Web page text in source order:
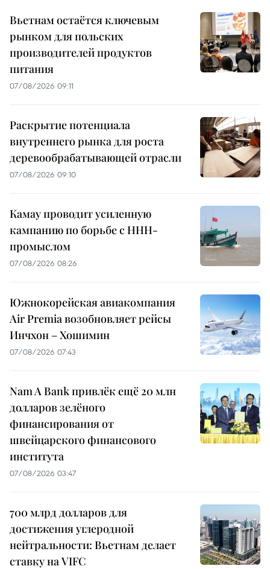
Вьетнам остаётся ключевым
рынком для польских
производителей продуктов
питания
07/08/2026 09:11
Раскрытие потенциала
внутреннего рынка для роста
деревообрабатывающей отрасли
07/08/2026 09:10
Камау проводит усиленную
кампанию по борьбе с ННН-
промыслом
07/08/2026 08:26
Южнокорейская авиакомпания
Air Premia возобновляет рейсы
Инчхон – Хошимин
07/08/2026 07:43
Nam A Bank привлёк ещё 20 млн
долларов зелёного
финансирования от
швейцарского финансового
института
07/08/2026 03:47
700 млрд долларов для
достижения углеродной
нейтральности: Вьетнам делает
ставку на VIFC